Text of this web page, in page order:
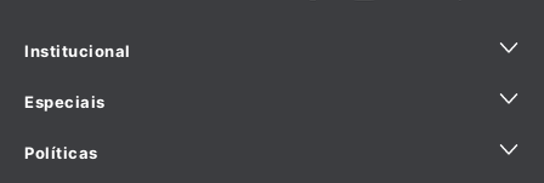
Institucional
Quem Somos
Sustentabilidade
Especiais
Ajuda para comprar com especialista
Políticas